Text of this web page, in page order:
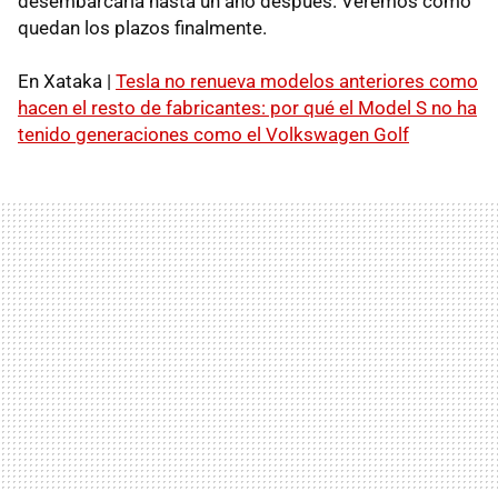
quedan los plazos finalmente.
En Xataka | Tesla no renueva modelos anteriores como
hacen el resto de fabricantes: por qué el Model S no ha
tenido generaciones como el Volkswagen Golf